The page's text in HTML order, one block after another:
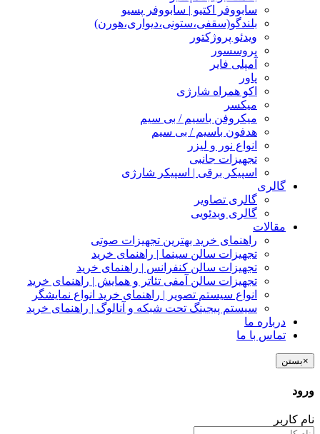
سابووفر اکتیو | سابووفر پسیو
بلندگو(سقفی،ستونی،دیواری،هورن)
ویدئو پروژکتور
پروسسور
آمپلی فایر
پاور
اکو همراه شارژی
میکسر
میکروفن باسیم / بی سیم
هدفون باسیم / بی سیم
انواع نور و لیزر
تجهیزات جانبی
اسپیکر برقی | اسپیکر شارژی
گالری
گالری تصاویر
گالری ویدئویی
مقالات
راهنمای خرید بهترین تجهیزات صوتی
تجهیزات سالن سینما | راهنمای خرید
تجهیزات سالن کنفرانس | راهنمای خرید
تجهیزات سالن آمفی تئاتر و همایش | راهنمای خرید
انواع سیستم تصویر | راهنمای خرید انواع نمایشگر
سیستم پیجینگ تحت شبکه و آنالوگ | راهنمای خرید
درباره ما
تماس با ما
×بستن
ورود
نام کاربر